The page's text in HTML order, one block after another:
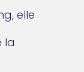
elle
la